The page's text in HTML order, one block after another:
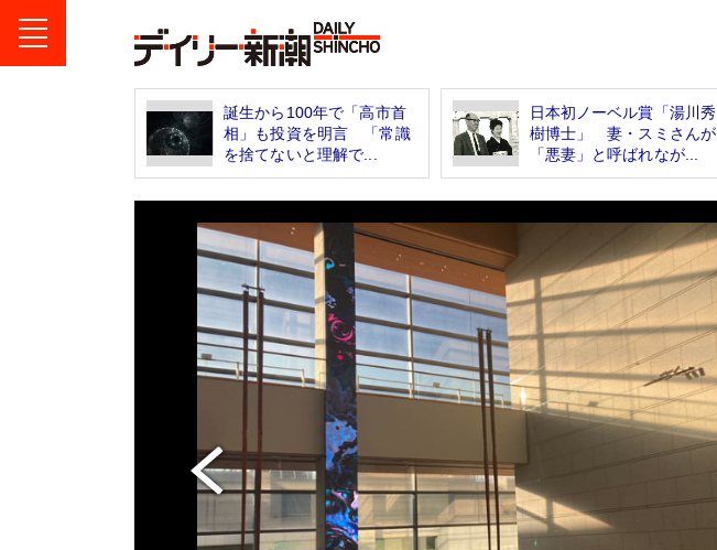
誕生から100年で「高市首
相」も投資を明言 「常識
を捨てないと理解で...
日本初ノーベル賞「湯川秀
樹博士」 妻・スミさんが
「悪妻」と呼ばれなが...